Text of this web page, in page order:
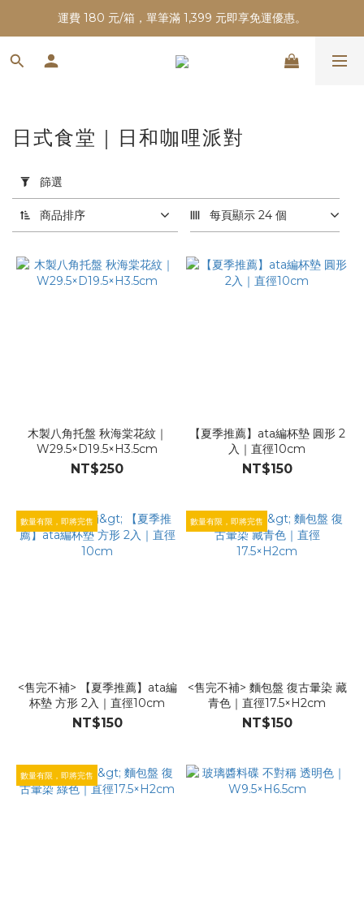
運費 180 元/箱，單筆滿 1,399 元即享免運優惠。
用
選
價格
(NT$)
日式食堂｜日和咖哩派對
篩選
商品排序 每頁顯示 24 個
木製八角托盤 秋海棠花紋｜
W29.5×D19.5×H3.5cm
NT$250
【夏季推薦】ata編杯墊 圓形 2
入｜直徑10cm
NT$150
數量有限，即將完售
<售完不補> 【夏季推薦】ata編
杯墊 方形 2入｜直徑10cm
NT$150
數量有限，即將完售
<售完不補> 麵包盤 復古暈染 藏
青色｜直徑17.5×H2cm
NT$150
數量有限，即將完售